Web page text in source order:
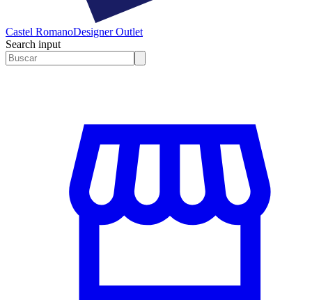
Castel RomanoDesigner Outlet
Search input